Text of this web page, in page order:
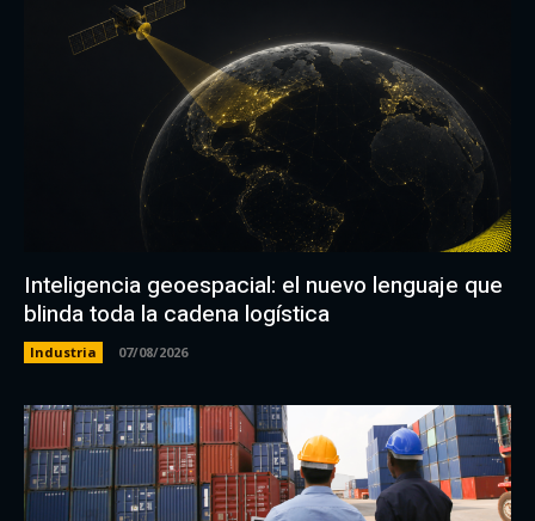
Inteligencia geoespacial: el nuevo lenguaje que
blinda toda la cadena logística
Industria 07/08/2026